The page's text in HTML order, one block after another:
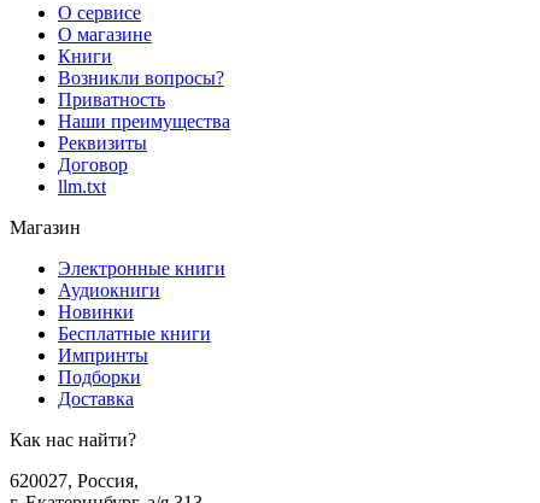
О сервисе
О магазине
Книги
Возникли вопросы?
Приватность
Наши преимущества
Реквизиты
Договор
llm.txt
Магазин
Электронные книги
Аудиокниги
Новинки
Бесплатные книги
Импринты
Подборки
Доставка
Как нас найти?
620027, Россия,